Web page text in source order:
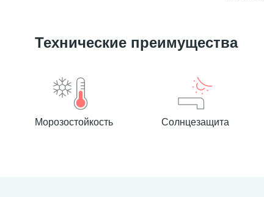
Технические преимущества
Морозостойкость Солнцезащита